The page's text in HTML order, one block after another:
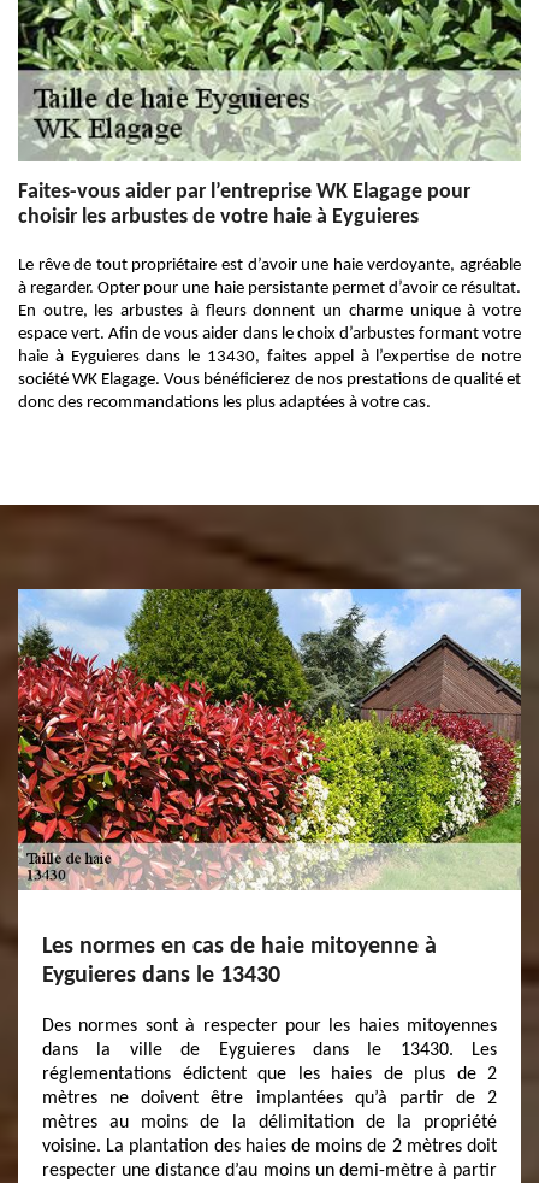
Faites-vous aider par l’entreprise WK Elagage pour
choisir les arbustes de votre haie à Eyguieres
Le rêve de tout propriétaire est d’avoir une haie verdoyante, agréable
à regarder. Opter pour une haie persistante permet d’avoir ce résultat.
En outre, les arbustes à fleurs donnent un charme unique à votre
espace vert. Afin de vous aider dans le choix d’arbustes formant votre
haie à Eyguieres dans le 13430, faites appel à l’expertise de notre
société WK Elagage. Vous bénéficierez de nos prestations de qualité et
donc des recommandations les plus adaptées à votre cas.
Les normes en cas de haie mitoyenne à
Eyguieres dans le 13430
Des normes sont à respecter pour les haies mitoyennes
dans la ville de Eyguieres dans le 13430. Les
réglementations édictent que les haies de plus de 2
mètres ne doivent être implantées qu’à partir de 2
mètres au moins de la délimitation de la propriété
voisine. La plantation des haies de moins de 2 mètres doit
respecter une distance d’au moins un demi-mètre à partir